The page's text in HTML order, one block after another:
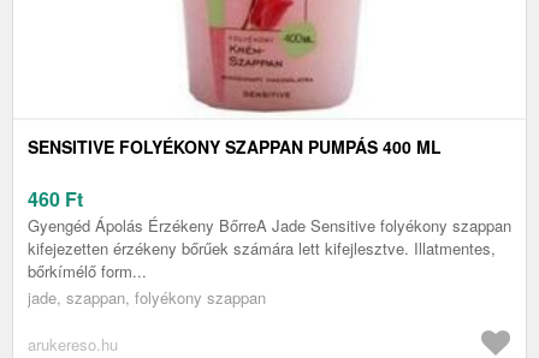
SENSITIVE FOLYÉKONY SZAPPAN PUMPÁS 400 ML
460 Ft
Gyengéd Ápolás Érzékeny BőrreA Jade Sensitive folyékony szappan
kifejezetten érzékeny bőrűek számára lett kifejlesztve. Illatmentes,
bőrkímélő form...
jade, szappan, folyékony szappan
arukereso.hu